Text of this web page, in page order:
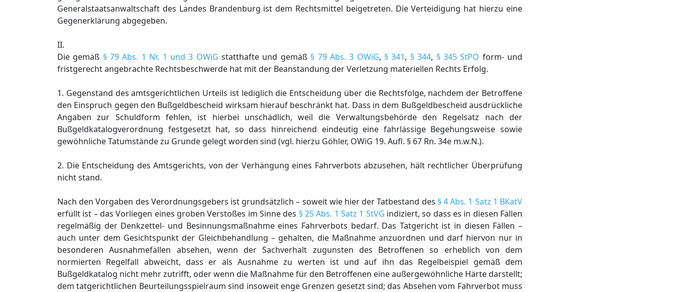
Generalstaatsanwaltschaft des Landes Brandenburg ist dem Rechtsmittel beigetreten. Die Verteidigung hat hierzu eine
Gegenerklärung abgegeben.
II.
Die gemäß § 79 Abs. 1 Nr. 1 und 3 OWiG statthafte und gemäß § 79 Abs. 3 OWiG, § 341, § 344, § 345 StPO form- und
fristgerecht angebrachte Rechtsbeschwerde hat mit der Beanstandung der Verletzung materiellen Rechts Erfolg.
1. Gegenstand des amtsgerichtlichen Urteils ist lediglich die Entscheidung über die Rechtsfolge, nachdem der Betroffene
den Einspruch gegen den Bußgeldbescheid wirksam hierauf beschränkt hat. Dass in dem Bußgeldbescheid ausdrückliche
Angaben zur Schuldform fehlen, ist hierbei unschädlich, weil die Verwaltungsbehörde den Regelsatz nach der
Bußgeldkatalogverordnung festgesetzt hat, so dass hinreichend eindeutig eine fahrlässige Begehungsweise sowie
gewöhnliche Tatumstände zu Grunde gelegt worden sind (vgl. hierzu Göhler, OWiG 19. Aufl. § 67 Rn. 34e m.w.N.).
2. Die Entscheidung des Amtsgerichts, von der Verhängung eines Fahrverbots abzusehen, hält rechtlicher Überprüfung
nicht stand.
Nach den Vorgaben des Verordnungsgebers ist grundsätzlich – soweit wie hier der Tatbestand des § 4 Abs. 1 Satz 1 BKatV
erfüllt ist – das Vorliegen eines groben Verstoßes im Sinne des § 25 Abs. 1 Satz 1 StVG indiziert, so dass es in diesen Fällen
regelmäßig der Denkzettel- und Besinnungsmaßnahme eines Fahrverbots bedarf. Das Tatgericht ist in diesen Fällen –
auch unter dem Gesichtspunkt der Gleichbehandlung – gehalten, die Maßnahme anzuordnen und darf hiervon nur in
besonderen Ausnahmefällen absehen, wenn der Sachverhalt zugunsten des Betroffenen so erheblich von dem
normierten Regelfall abweicht, dass er als Ausnahme zu werten ist und auf ihn das Regelbeispiel gemäß dem
Bußgeldkatalog nicht mehr zutrifft, oder wenn die Maßnahme für den Betroffenen eine außergewöhnliche Härte darstellt;
dem tatgerichtlichen Beurteilungsspielraum sind insoweit enge Grenzen gesetzt sind; das Absehen vom Fahrverbot muss